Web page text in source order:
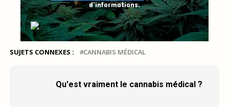
d’informations.
SUJETS CONNEXES : CANNABIS MÉDICAL
Qu'est vraiment le cannabis médical ?